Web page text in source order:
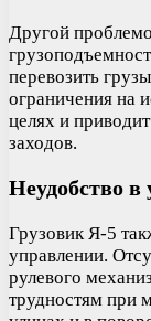
Другой
перевозить
ограничения на
целях и
заходов.
Неудобство в
Грузовик Я-5
управлении.
рулевого
трудностям при